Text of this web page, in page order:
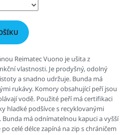
Reimatec Vuono je ušita z
vlastnosti. Je prodyšný, odolný
a snadno udržuje. Bunda má
rukávy. Komory obsahující peří jsou
vodě. Použité peří má certifikaci
hladké podšívce s recyklovanými
má odnímatelnou kapuci a vyšší
celé délce zapíná na zip s chráničem